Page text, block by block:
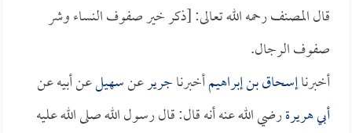
قال المصنف رحمه الله تعالى: [ذكر خير صفوف النساء وشر
صفوف الرجال.
أخبرناإسحاق بن إبراهيمأخبرناجريرعنسهيلعن أبيه عن
أبي هريرةرضي الله عنه أنه قال: قال رسول الله صلى الله عليه